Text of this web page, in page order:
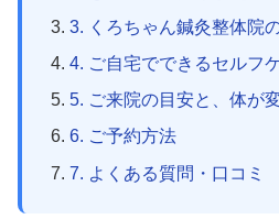
3. くろちゃん鍼灸整体院
4. ご自宅でできるセルフ
5. ご来院の目安と、体が
6. ご予約方法
7. よくある質問・口コミ